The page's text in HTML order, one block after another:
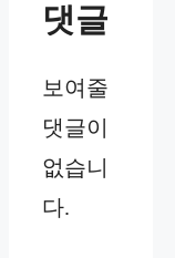
댓글
보여줄
댓글이
없습니
다.